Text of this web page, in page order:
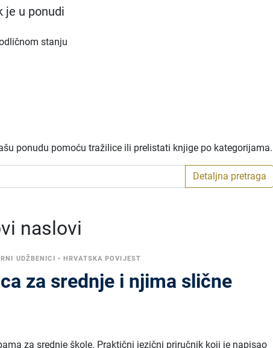
je u ponudi
stanju
ponudu pomoću tražilice ili prelistati knjige po kategorijama.
Detaljna pretraga
naslovi
UDŽBENICI •HRVATSKA POVIJEST
za srednje i njima slične
za srednje škole. Praktični jezični priručnik koji je napisao